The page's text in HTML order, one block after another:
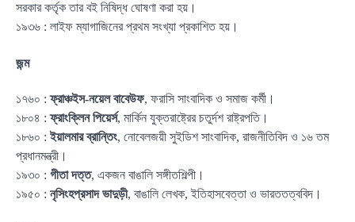
সরকার কর্তৃক তার বই নিষিদ্ধ ঘোষণা করা হয়।
১৯৩৬ : লাইফ ম্যাগাজিনের প্রথম সংখ্যা প্রকাশিত হয়।
জন্ম
১৭৬০ :ফ্রাঞ্চইস-নয়েল বাবেউফ, ফরাসি সাংবাদিক ও সমাজ কর্মী।
১৮০৪ :ফ্রাংক্লিন পিয়ের্স, মার্কিন যুক্তরাষ্ট্রের চতুর্দশ রাষ্ট্রপতি।
১৮৬০ : ইয়ালমার ব্রান্তিং, নোবেলজয়ী সুইডিশ সাংবাদিক, রাজনীতিবিদ ও ১৬ তম
প্রধানমন্ত্রী।
১৯৩০ : গীতা দত্ত, একজন বাঙালি সঙ্গীতশিল্পী।
১৯৫০ : নৃসিংহপ্রসাদ ভাদুড়ী, বাঙালি লেখক, ইতিহাসবেত্তা ও ভারততত্ববিদ।